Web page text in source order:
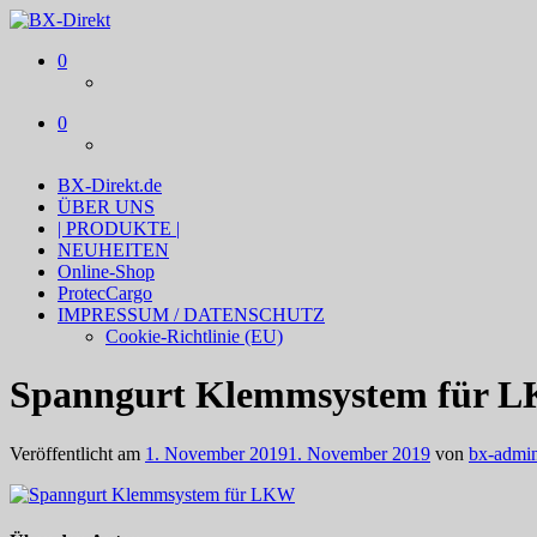
BX-Direkt
Produktideen und Online-Marketing
0
0
BX-Direkt.de
ÜBER UNS
| PRODUKTE |
NEUHEITEN
Online-Shop
ProtecCargo
IMPRESSUM / DATENSCHUTZ
Cookie-Richtlinie (EU)
Spanngurt Klemmsystem für
Veröffentlicht am 1. November 20191. November 2019 von bx-